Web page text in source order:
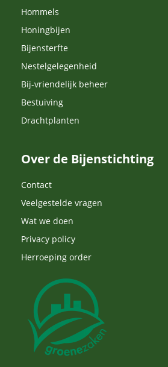
Hommels
Honingbijen
Bijensterfte
Nestelgelegenheid
Bij-vriendelijk beheer
Bestuiving
Drachtplanten
Over de Bijenstichting
Contact
Veelgestelde vragen
Wat we doen
Privacy policy
Herroeping order